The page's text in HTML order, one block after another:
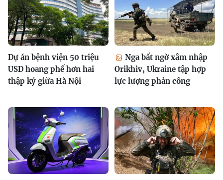
Dự án bệnh viện 50 triệu
USD hoang phế hơn hai
thập kỷ giữa Hà Nội
Nga bất ngờ xâm nhập
Orikhiv, Ukraine tập hợp
lực lượng phản công